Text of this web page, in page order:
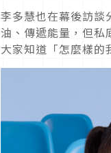
李多慧也在幕後訪談
油、傳遞能量，但
大家知道「怎麼樣的